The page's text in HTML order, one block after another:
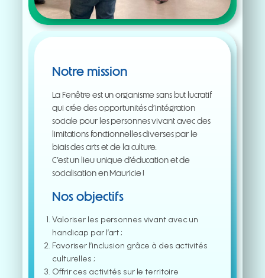
Notre mission
La Fenêtre est un organisme sans but lucratif
qui crée des opportunités d’intégration
sociale pour les personnes vivant avec des
limitations fonctionnelles diverses par le
biais des arts et de la culture.
C’est un lieu unique d’éducation et de
socialisation en Mauricie !
Nos objectifs
Valoriser les personnes vivant avec un
handicap par l’art ;
Favoriser l’inclusion grâce à des activités
culturelles ;
Offrir ces activités sur le territoire